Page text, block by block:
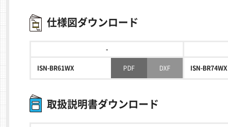
仕様図ダウンロード
-
ISN-BR61WX DXF
PDF ISN-BR74WX
取扱説明書ダウンロード